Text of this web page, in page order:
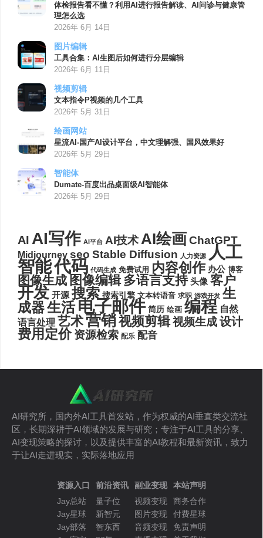
体检报告看不懂？利用AI进行报告解读、AI问诊与健康管
理怎么选
2026年 6月 14日
图片编辑
工具合集：AI生图后如何进行分层编辑
2026年 6月 11日
视频剪辑
文本指令P视频的几个工具
2026年 5月 31日
绘画网站
星流AI-国产AI设计平台，中文理解强、国风效果好
2026年 5月 29日
智能体
Dumate-百度出品桌面级AI智能体
2026年 5月 29日
AI AI写作 AI平台 AI技术AI绘画ChatGPT
Midjourney seo Stable Diffusion 人力资源 人工
智能代码 代码生成 免费试用 内容创作 办公 博客
图像生成 图像编辑 多语言支持 头像 客户
开发 开源 搜索 搜索引擎 文本转语音 求职 游戏开发 生
成器生活电子邮件 简历 绘画 编程 自然
语言处理 艺术营销视频剪辑视频生成设计
费用定价 资源检索 配乐 配音
AI研究所，国内外AI工具首发站，作为权威的AI垂直类交流社
区，长期深耕于AI领域的发展与研究；专注于AI工具的分享、
AI变现策略的探讨，以及提供丰富的AI教程和最新资讯，致力
于让AI走进现实，实际落地应用
资源入口
Jay总站
Jay星球
Jay部落
前沿资讯
量子位
新智元
智东西
副业变现
视频变现
图片变现
音频变现
本站声明
商务合作
付费星球
免责声明